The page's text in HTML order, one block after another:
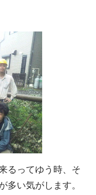
るってゆう時、そ
多い気がします。